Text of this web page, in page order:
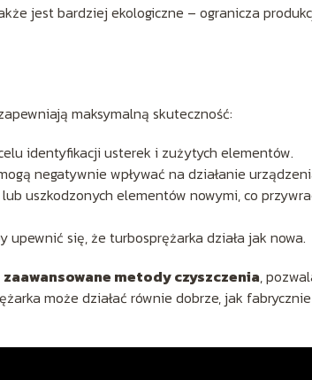
jest bardziej ekologiczne – ogranicza
maksymalną skuteczność:
identyfikacji usterek i zużytych elementów.
negatywnie wpływać na działanie
uszkodzonych elementów nowymi, co
upewnić się, że turbosprężarka działa jak nowa.
zaawansowane metody czyszczenia,
może działać równie dobrze, jak fabrycznie